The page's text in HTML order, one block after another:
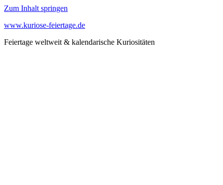
Zum Inhalt springen
www.kuriose-feiertage.de
Feiertage weltweit & kalendarische Kuriositäten